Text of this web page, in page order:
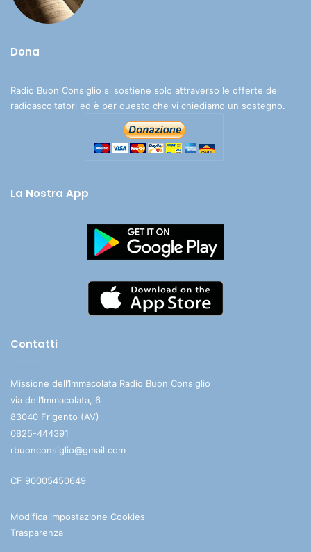
Dona
Radio Buon Consiglio si sostiene solo attraverso le offerte dei
radioascoltatori ed è per questo che vi chiediamo un sostegno.
La Nostra App
Contatti
Missione dell’Immacolata Radio Buon Consiglio
via dell’Immacolata, 6
83040 Frigento (AV)
0825-444391
rbuonconsiglio@gmail.com
CF 90005450649
Modifica impostazione Cookies
Trasparenza